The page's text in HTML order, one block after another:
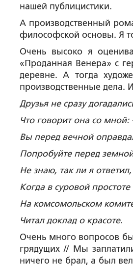
нашей публицистики.
А производственный
философской основы. Я
Очень высоко я
«Проданная Венера» с
деревне. А тогда
производственные дела.
Друзья не сразу
Что говорит она со мной:
Вы перед вечной
Попробуйте перед
Не знаю, так ли я ответил,
Когда в суровой простоте
На комсомольском
Читал доклад о красоте.
Очень много вопросов
грядущих // Мы
ничего не брал, а был